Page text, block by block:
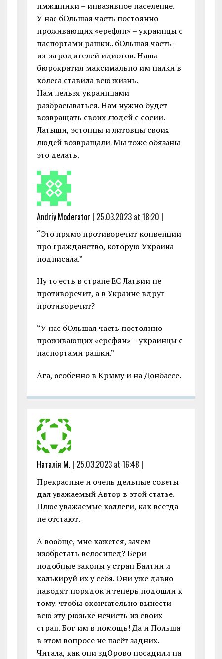
пмжшники – инвазивное население.
У нас бОльшая часть постоянно
проживающих «ерефян» – украинцы с
паспортами рашки.. бОльшая часть –
из-за родителей идиотов. Наша
бюрократия максимально им палки в
колеса ставила всю жизнь.
Нам нельзя украинцами
разбрасываться. Нам нужно будет
возвращать своих людей с сосии.
Латыши, эстонцы и литовцы своих
людей возвращали. Мы тоже обязаны
это делать.
Andriy Moderator | 25.03.2023 at 18:20 |
“Это прямо противоречит конвенции
про гражданство, которую Украина
подписала.”
Ну то есть в стране ЕС Латвии не
противоречит, а в Украине вдруг
противоречит?
“У нас бОльшая часть постоянно
проживающих «ерефян» – украинцы с
паспортами рашки.”
Ага, особенно в Крыму и на Донбассе.
Наталія М. | 25.03.2023 at 16:48 |
Прекрасные и очень дельные советы
дал уважаемый Автор в этой статье.
Плюс уважаемые коллеги, как всегда
не отстают.
А вообще, мне кажется, зачем
изобретать велосипед? Бери
подобные законы у стран Балтии и
калькируй их у себя. Они уже давно
наводят порядок и теперь подошли к
тому, чтобы окончательно вынести
всю эту рюзьке нечисть из своих
стран. Бог им в помощь! Да и Польша
в этом вопросе не пасёт задних.
Читала, как они здОрово посадили на